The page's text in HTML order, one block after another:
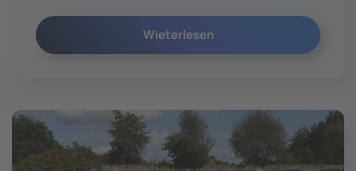
Wieterlesen